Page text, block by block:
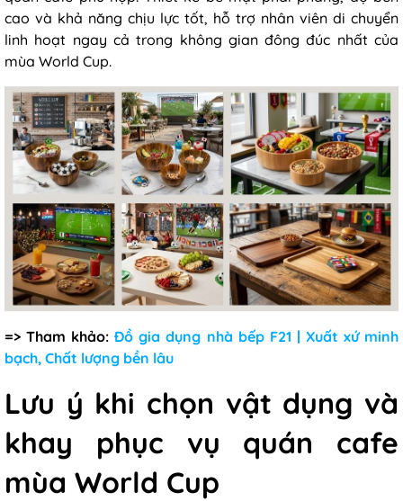
cao và khả năng chịu lực tốt, hỗ trợ nhân viên di chuyển
linh hoạt ngay cả trong không gian đông đúc nhất của
mùa World Cup.
=> Tham khảo:Đồ gia dụng nhà bếp F21 | Xuất xứ minh
bạch, Chất lượng bền lâu
Lưu ý khi chọn vật dụng và
khay phục vụ quán cafe
mùa World Cup